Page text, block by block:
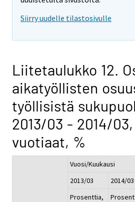
Siirry uudelle tilastosivulle
Liitetaulukko 12.
aikatyöllisten
työllisistä
2013/03 - 2014/
vuotiaat, %
Vuosi/Kuukausi
2013/03
2014/03
Prosenttia,